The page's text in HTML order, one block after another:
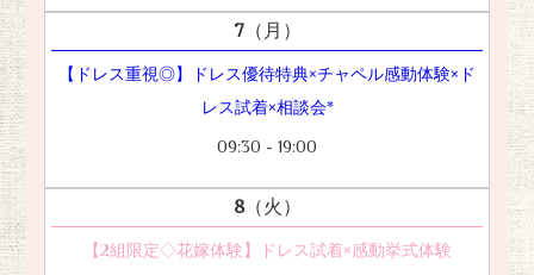
7（月）
【ドレス重視◎】ドレス優待特典×チャペル感動体験×ド
レス試着×相談会*
09:30 - 19:00
8（火）
【2組限定◇花嫁体験】ドレス試着×感動挙式体験